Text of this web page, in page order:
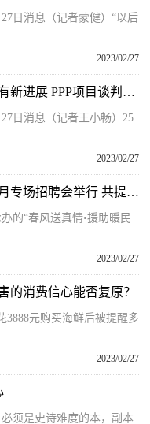
日消息（记者蒙健）“以后
2023/02/27
全球聚焦：洋浦疏港高速公路工程有新进展 PPP项目谈判备忘录签订
日消息（记者王小畅）25
2023/02/27
琼海市2023年春风行动暨就业援助月专场招聘会举行 共提供1638个岗位
的“春风送真情•援助暖民
2023/02/27
的消费信心能否复原？
3888元购买海鲜后被提醒多
2023/02/27
须是史诗难度的本，副本